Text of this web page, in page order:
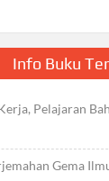
Info Buku
Pelajaran
Gema